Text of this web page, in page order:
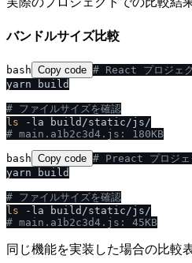
バンドルサイズ比較
bash Copy code # React プロジェク
yarn build
# ファイルサイズを確認
ls
# main.a1b2c3d4.js: 180KB
bash Copy code # Preact プロジェ
yarn build
# ファイルサイズを確認
ls
# main.a1b2c3d4.js: 45KB
同じ機能を実装した場合の比較表